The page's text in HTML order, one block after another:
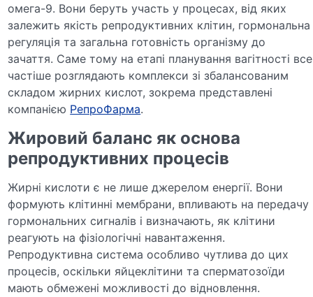
омега-9. Вони беруть участь у процесах, від яких
залежить якість репродуктивних клітин, гормональна
регуляція та загальна готовність організму до
зачаття. Саме тому на етапі планування вагітності все
частіше розглядають комплекси зі збалансованим
складом жирних кислот, зокрема представлені
компанією РепроФарма.
Жировий баланс як основа
репродуктивних процесів
Жирні кислоти є не лише джерелом енергії. Вони
формують клітинні мембрани, впливають на передачу
гормональних сигналів і визначають, як клітини
реагують на фізіологічні навантаження.
Репродуктивна система особливо чутлива до цих
процесів, оскільки яйцеклітини та сперматозоїди
мають обмежені можливості до відновлення.